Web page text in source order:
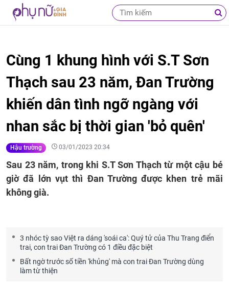
Cùng 1 khung hình với S.T Sơn
Thạch sau 23 năm, Đan Trường
khiến dân tình ngỡ ngàng với
nhan sắc bị thời gian 'bỏ quên'
Hậu trường 03/01/2023 20:34
Sau 23 năm, trong khi S.T Sơn Thạch từ một cậu bé
giờ đã lớn vụt thì Đan Trường được khen trẻ mãi
không già.
3 nhóc tỳ sao Việt ra dáng 'soái ca': Quý tử của Thu Trang điển
trai, con trai Đan Trường có 1 điều đặc biệt
Bất ngờ trước số tiền 'khủng' mà con trai Đan Trường dùng
làm từ thiện